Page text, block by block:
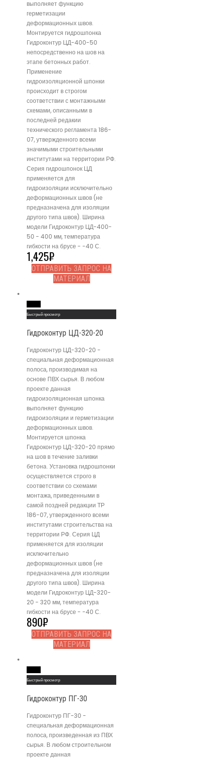
выполняет функцию
герметизации
деформационных швов.
Монтируется гидрошпонка
Гидроконтур ЦД-400-50
непосредственно на шов на
этапе бетонных работ.
Применение
гидроизоляционной шпонки
происходит в строгом
соответствии с монтажными
схемами, описанными в
последней редакии
технического регламента 186-
07, утвержденного всеми
значимыми строительными
институтами на территории РФ.
Серия гидрошпонок ЦД
применяется для
гидроизоляции исключительно
деформационных швов (не
предназначена для изоляции
другого типа швов). Ширина
модели Гидроконтур ЦД-400-
50 - 400 мм, температура
гибкости на брусе - -40 С.
1,425₽
ОТПРАВИТЬ ЗАПРОС НА
МАТЕРИАЛ
Быстрый просмотр
Гидроконтур ЦД-320-20
Гидроконтур ЦД-320-20 -
специальная деформационная
полоса, производимая на
основе ПВХ сырья. В любом
проекте данная
гидроизоляционная шпонка
выполняет функцию
гидроизоляции и герметизации
деформационных швов.
Монтируется шпонка
Гидроконтур ЦД-320-20 прямо
на шов в течение заливки
бетона. Установка гидрошпонки
осуществляется строго в
соответствии со схемами
монтажа, приведенными в
самой поздней редакции ТР
186-07, утвержденного всеми
институтами строительства на
территории РФ. Серия ЦД
применяется для изоляции
исключительно
деформационных швов (не
предназначена для изоляции
другого типа швов). Ширина
модели Гидроконтур ЦД-320-
20 - 320 мм, температура
гибкости на брусе - -40 С.
890₽
ОТПРАВИТЬ ЗАПРОС НА
МАТЕРИАЛ
Быстрый просмотр
Гидроконтур ПГ-30
Гидроконтур ПГ-30 -
специальная деформационная
полоса, произведенная из ПВХ
сырья. В любом строительном
проекте данная